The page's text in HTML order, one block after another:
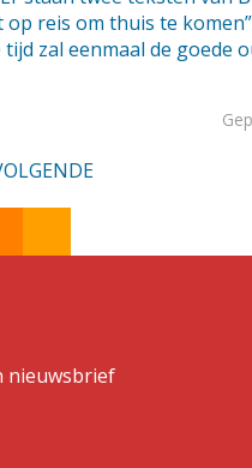
op reis om thuis te komen”
tijd zal eenmaal de goede
nieuwsbrief